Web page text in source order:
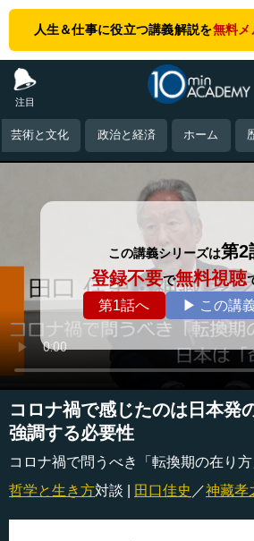
人生＆仕事に役立つ講義解説を無料メ
注目
芸術と文化 政治と経済 ホーム
この講義シリーズは第2
登録不要で無料視聴
第1話へ ▶ この講
コロナ禍で感じたのは日本発
強調する必要性
コロナ禍で問うべき「転換期の在り方
哲学と生き方対談 | 田口佳史 ／神藏孝